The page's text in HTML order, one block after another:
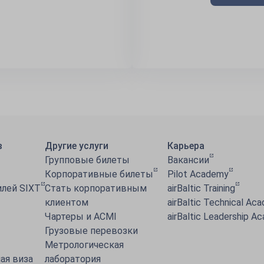
SIXT
виза
Другие услуги
Групповые билеты
Корпоративные билеты
Стать корпоративным
клиентом
Чартеры и ACMI
Грузовые перевозки
Метрологическая
лаборатория
Карьера
Вакансии
Pilot Academy
airBaltic Training
airBaltic Technical
airBaltic Leadership